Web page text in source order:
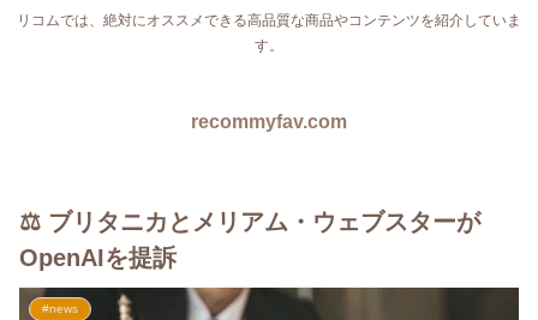
リコムでは、絶対にオススメできる高品質な商品やコンテンツを紹介していま
す。
recommyfav.com
⚖️ ブリタニカとメリアム・ウェブスターが
OpenAIを提訴
#news